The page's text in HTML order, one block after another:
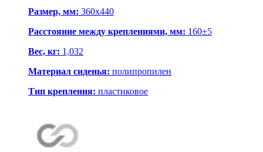
Размер, мм: 360x440
Расстояние между креплениями, мм: 160±5
Вес, кг: 1,032
Материал сиденья: полипропилен
Тип крепления: пластиковое